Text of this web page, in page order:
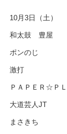
10月3日（土）
和太鼓 豊屋
ポンのじ
激打
ＰＡＰＥＲ☆ＰＬ
大道芸人JT
まさきち